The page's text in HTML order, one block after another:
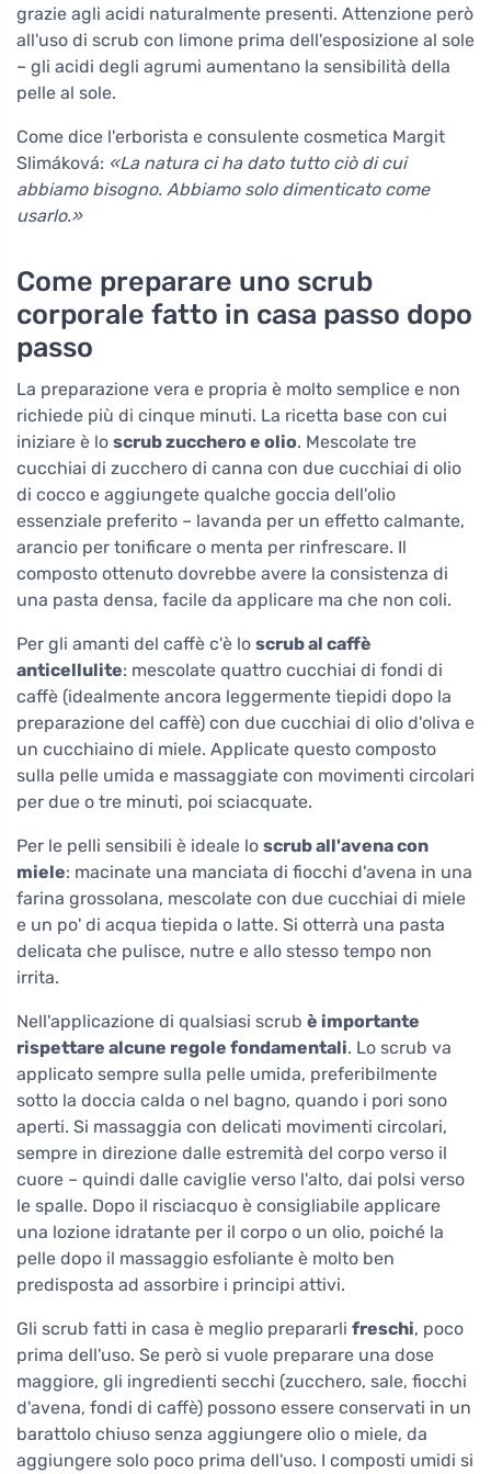
grazie agli acidi naturalmente presenti. Attenzione però
all'uso di scrub con limone prima dell'esposizione al sole
– gli acidi degli agrumi aumentano la sensibilità della
pelle al sole.
Come dice l'erborista e consulente cosmetica Margit
Slimáková: «La natura ci ha dato tutto ciò di cui
abbiamo bisogno. Abbiamo solo dimenticato come
usarlo.»
Come preparare uno scrub
corporale fatto in casa passo dopo
passo
La preparazione vera e propria è molto semplice e non
richiede più di cinque minuti. La ricetta base con cui
iniziare è lo scrub zucchero e olio. Mescolate tre
cucchiai di zucchero di canna con due cucchiai di olio
di cocco e aggiungete qualche goccia dell'olio
essenziale preferito – lavanda per un effetto calmante,
arancio per tonificare o menta per rinfrescare. Il
composto ottenuto dovrebbe avere la consistenza di
una pasta densa, facile da applicare ma che non coli.
Per gli amanti del caffè c'è lo scrub al caffè
anticellulite: mescolate quattro cucchiai di fondi di
caffè (idealmente ancora leggermente tiepidi dopo la
preparazione del caffè) con due cucchiai di olio d'oliva e
un cucchiaino di miele. Applicate questo composto
sulla pelle umida e massaggiate con movimenti circolari
per due o tre minuti, poi sciacquate.
Per le pelli sensibili è ideale lo scrub all'avena con
miele: macinate una manciata di fiocchi d'avena in una
farina grossolana, mescolate con due cucchiai di miele
e un po' di acqua tiepida o latte. Si otterrà una pasta
delicata che pulisce, nutre e allo stesso tempo non
irrita.
Nell'applicazione di qualsiasi scrub è importante
rispettare alcune regole fondamentali. Lo scrub va
applicato sempre sulla pelle umida, preferibilmente
sotto la doccia calda o nel bagno, quando i pori sono
aperti. Si massaggia con delicati movimenti circolari,
sempre in direzione dalle estremità del corpo verso il
cuore – quindi dalle caviglie verso l'alto, dai polsi verso
le spalle. Dopo il risciacquo è consigliabile applicare
una lozione idratante per il corpo o un olio, poiché la
pelle dopo il massaggio esfoliante è molto ben
predisposta ad assorbire i principi attivi.
Gli scrub fatti in casa è meglio prepararli freschi, poco
prima dell'uso. Se però si vuole preparare una dose
maggiore, gli ingredienti secchi (zucchero, sale, fiocchi
d'avena, fondi di caffè) possono essere conservati in un
barattolo chiuso senza aggiungere olio o miele, da
aggiungere solo poco prima dell'uso. I composti umidi si